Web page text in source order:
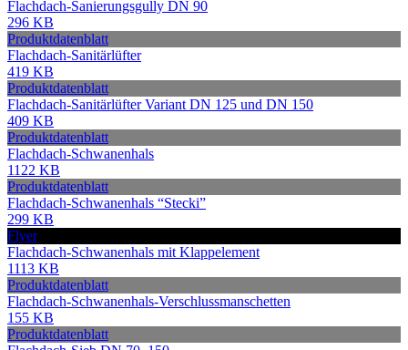
Flachdach-Sanierungsgully DN 90
296 KB
Produktdatenblatt
Flachdach-Sanitärlüfter
419 KB
Produktdatenblatt
Flachdach-Sanitärlüfter Variant DN 125 und DN 150
409 KB
Produktdatenblatt
Flachdach-Schwanenhals
1122 KB
Produktdatenblatt
Flachdach-Schwanenhals “Stecki”
299 KB
Flyer
Flachdach-Schwanenhals mit Klappelement
1113 KB
Produktdatenblatt
Flachdach-Schwanenhals-Verschlussmanschetten
155 KB
Produktdatenblatt